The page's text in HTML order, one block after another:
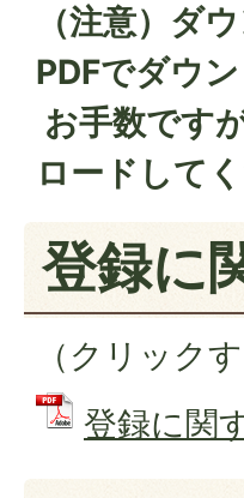
（注意）ダ
PDFでダウ
お手数です
ロードしてく
登録に
（クリック
登録に関